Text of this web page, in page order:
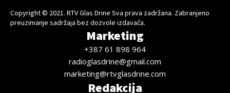
Copyright © 2021. RTV Glas Drine Sva prava zadržana. Zabranjeno
preuzimanje sadržaja bez dozvole izdavača.
Marketing
+387 61 898 964
radioglasdrine@gmail.com
marketing@rtvglasdrine.com
Redakcija